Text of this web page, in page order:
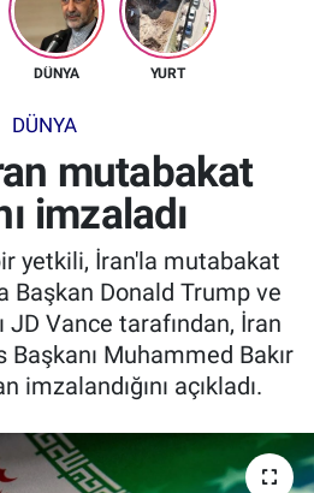
DÜNYA YURT
DÜNYA
mutabakat
imzaladı
yetkili, İran'la mutabakat
Başkan Donald Trump ve
JD Vance tarafından, İran
Muhammed Bakır
imzalandığını açıkladı.